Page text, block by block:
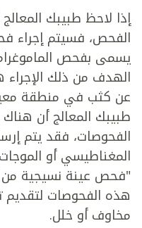
إذا لاحظ طبيبك
الفحص، فسيتم إجراء
يسمى بفحص
الهدف من ذلك
عن كثب في منطقة
طبيبك المعالج أن
الفحوصات، فقد يتم
المغناطيسي أو
"فحص عينة نسيجية من
هذه الفحوصات
مخاوف أو خلل.